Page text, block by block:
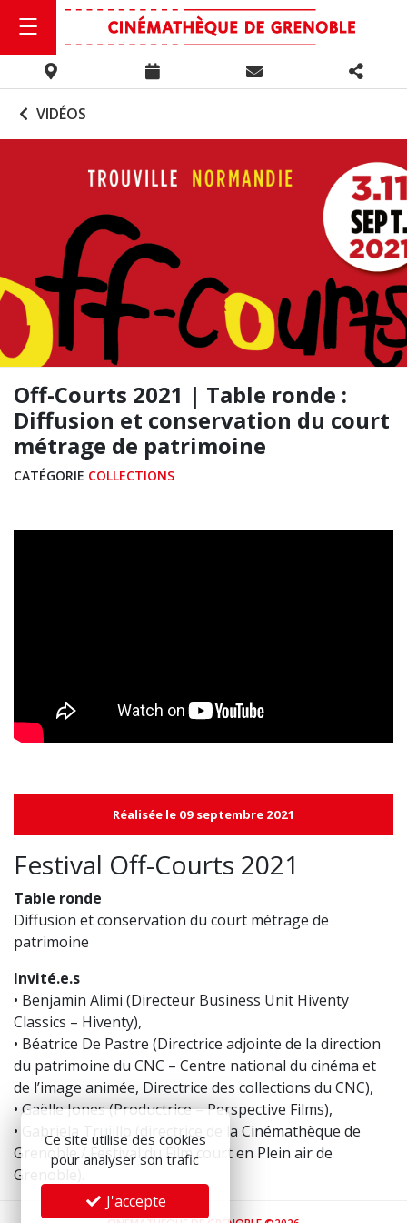
VIDÉOS
Off-Courts 2021 | Table ronde :
Diffusion et conservation du court
métrage de patrimoine
CATÉGORIE COLLECTIONS
Réalisée le 09 septembre 2021
Festival Off-Courts 2021
Table ronde
Diffusion et conservation du court métrage de
patrimoine
Invité.e.s
• Benjamin Alimi (Directeur Business Unit Hiventy
Classics – Hiventy),
• Béatrice De Pastre (Directrice adjointe de la direction
du patrimoine du CNC – Centre national du cinéma et
de l’image animée, Directrice des collections du CNC),
• Gaëlle Jones (Productrice –Perspective Films),
• Gabriela Trujillo (directrice de la Cinémathèque de
Grenoble / Festival du Film court en Plein air de
Grenoble
Ce site utilise des cookies
pour analyser son trafic
J'accepte